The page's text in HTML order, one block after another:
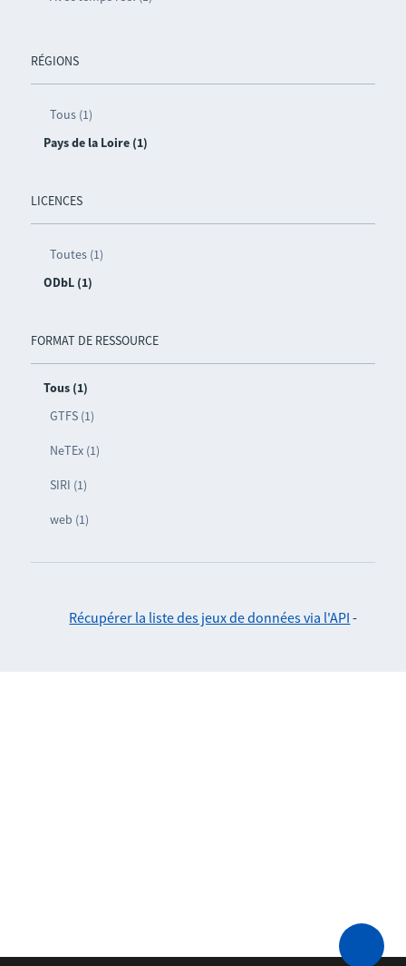
RÉGIONS
Tous (1)
Pays de la Loire (1)
LICENCES
Toutes (1)
ODbL (1)
FORMAT DE RESSOURCE
Tous (1)
GTFS (1)
NeTEx (1)
SIRI (1)
web (1)
Récupérer la liste des jeux de données via l'API -